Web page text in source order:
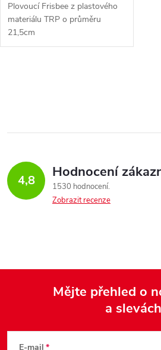
Plovoucí Frisbee z plastového
materiálu TRP o průměru
21,5cm
l
d
a
p
4,8 Hodnocení
1530 hodnocení
Zobrazit recenze
Mějte přehled o
a slevách
E-mail